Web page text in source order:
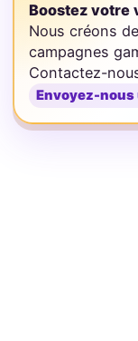
Boostez votre
Nous créons
campagnes
Contactez-
Envoyez-nous